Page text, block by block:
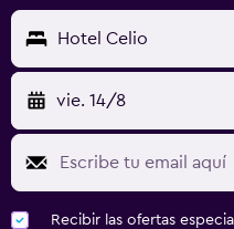
Hotel Celio
vie. 14/8
Recibir las ofertas